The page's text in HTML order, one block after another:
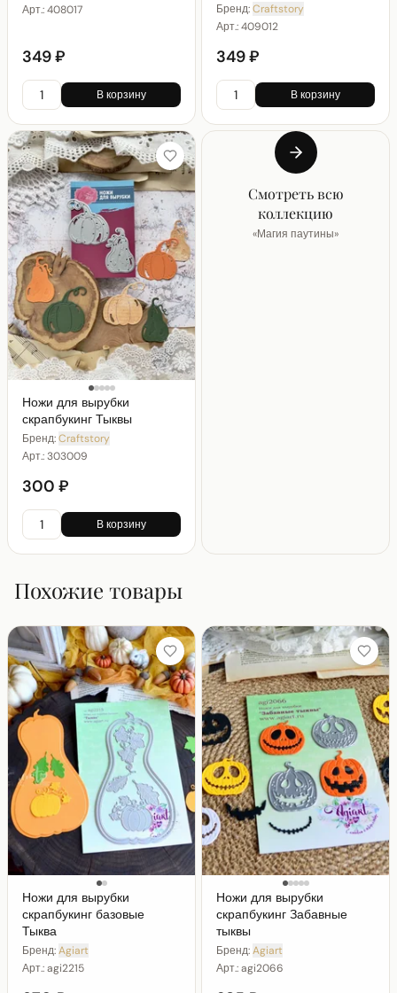
Арт.:408017
349 ₽
В корзину
Бренд:Craftstory
Арт.:409012
349 ₽
В корзину
Ножи для вырубки
скрапбукинг Тыквы
Бренд:Craftstory
Арт.:303009
300 ₽
В корзину
Смотреть всю
коллекцию
«Магия паутины»
Похожие товары
Ножи для вырубки
скрапбукинг базовые
Тыква
Бренд:Agiart
Арт.:agi2215
Ножи для вырубки
скрапбукинг Забавные
тыквы
Бренд:Agiart
Арт.:agi2066